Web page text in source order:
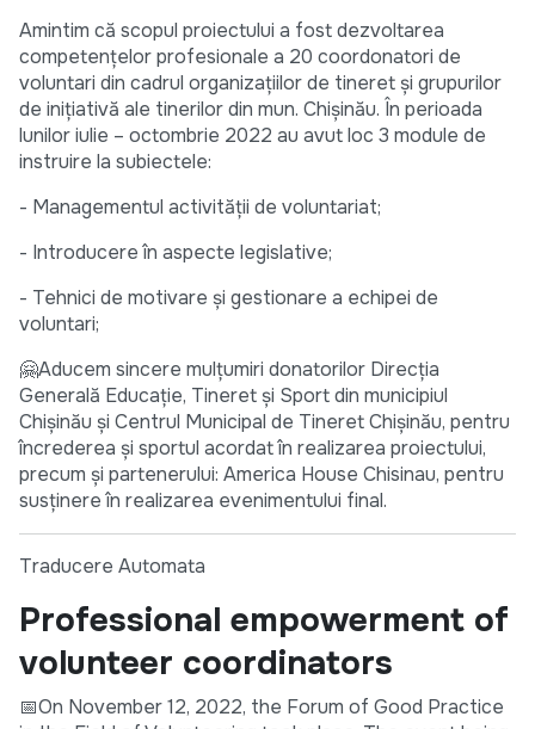
Amintim că scopul proiectului a fost dezvoltarea
competențelor profesionale a 20 coordonatori de
voluntari din cadrul organizațiilor de tineret și grupurilor
de inițiativă ale tinerilor din mun. Chișinău. În perioada
lunilor iulie – octombrie 2022 au avut loc 3 module de
instruire la subiectele:
- Managementul activității de voluntariat;
- Introducere în aspecte legislative;
- Tehnici de motivare și gestionare a echipei de
voluntari;
🤗Aducem sincere mulțumiri donatorilor Direcţia
Generală Educaţie, Tineret şi Sport din municipiul
Chişinău și Centrul Municipal de Tineret Chișinău, pentru
încrederea și sportul acordat în realizarea proiectului,
precum și partenerului: America House Chisinau, pentru
susținere în realizarea evenimentului final.
Traducere Automata
Professional empowerment of
volunteer coordinators
📅On November 12, 2022, the Forum of Good Practice